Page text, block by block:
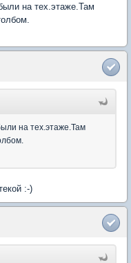
на тех.этаже.Там
на тех.этаже.Там
:-)